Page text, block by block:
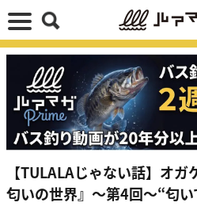
【TULALAじゃない話】オ
匂いの世界』～第4回～“匂